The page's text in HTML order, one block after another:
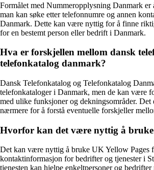
Formålet med Nummeropplysning Danmark er
man kan søke etter telefonnumre og annen
Danmark. Dette kan være nyttig for å finne
for en bestemt person eller bedrift i Danmark.
Hva er forskjellen mellom dansk
telefonkatalog danmark?
Dansk Telefonkatalog og Telefonkatalog
telefonkataloger i Danmark, men de kan være
med ulike funksjoner og dekningsområder. Det
nærmere for å forstå eventuelle forskjeller
Hvorfor kan det være nyttig å bruke
Det kan være nyttig å bruke UK Yellow Pages
kontaktinformasjon for bedrifter og tjenester i
tjenesten kan hjelpe enkeltpersoner og